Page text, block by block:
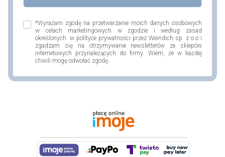
*Wyrażam zgodę na przetwarzanie moich danych osobowych
w celach marketingowych w zgodzie i według zasad
określonych w polityce prywatności przez Weindich sp. z o.o i
zgadzam się na otrzymywanie newsletterów ze sklepów
internetowych przynależących do firmy. Wiem, że w każdej
chwili mogę odwołać zgodę.